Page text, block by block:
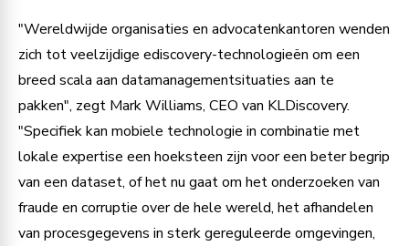
"Wereldwijde organisaties en advocatenkantoren wenden
zich tot veelzijdige ediscovery-technologieën om een
breed scala aan datamanagementsituaties aan te
pakken", zegt Mark Williams, CEO van KLDiscovery.
"Specifiek kan mobiele technologie in combinatie met
lokale expertise een hoeksteen zijn voor een beter begrip
van een dataset, of het nu gaat om het onderzoeken van
fraude en corruptie over de hele wereld, het afhandelen
van procesgegevens in sterk gereguleerde omgevingen,